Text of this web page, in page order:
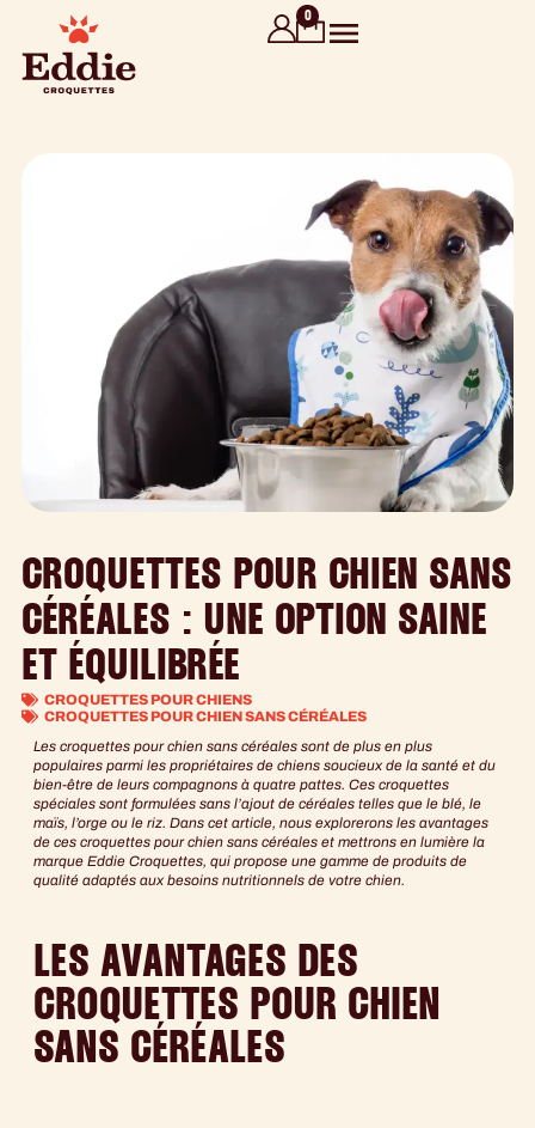
0
CROQUETTES POUR CHIEN SANS
CÉRÉALES : UNE OPTION SAINE
ET ÉQUILIBRÉE
CROQUETTES POUR CHIENS
CROQUETTES POUR CHIEN SANS CÉRÉALES
Les croquettes pour chien sans céréales sont de plus en plus
populaires parmi les propriétaires de chiens soucieux de la santé et du
bien-être de leurs compagnons à quatre pattes. Ces croquettes
spéciales sont formulées sans l’ajout de céréales telles que le blé, le
maïs, l’orge ou le riz. Dans cet article, nous explorerons les avantages
de ces croquettes pour chien sans céréales et mettrons en lumière la
marque Eddie Croquettes, qui propose une gamme de produits de
qualité adaptés aux besoins nutritionnels de votre chien.
LES AVANTAGES DES
CROQUETTES POUR CHIEN
SANS CÉRÉALES